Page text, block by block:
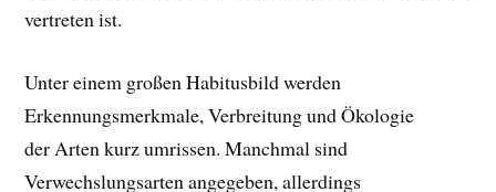
vertreten ist.
Unter einem großen Habitusbild werden
Erkennungsmerkmale, Verbreitung und Ökologie
der Arten kurz umrissen. Manchmal sind
Verwechslungsarten angegeben, allerdings